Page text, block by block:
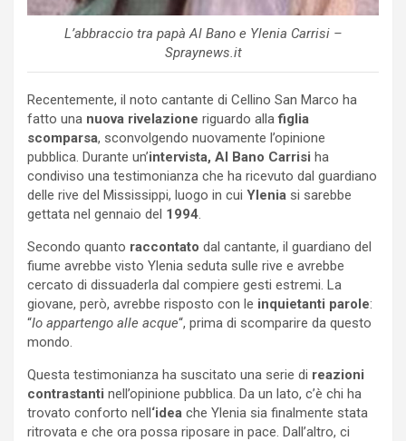
L’abbraccio tra papà Al Bano e Ylenia Carrisi –
Spraynews.it
Recentemente, il noto cantante di Cellino San Marco ha
fatto una nuova rivelazione riguardo allafiglia
scomparsa, sconvolgendo nuovamente l’opinione
pubblica. Durante un’intervista, Al Bano Carrisi ha
condiviso una testimonianza che ha ricevuto dal guardiano
delle rive del Mississippi, luogo in cui Ylenia si sarebbe
gettata nel gennaio del 1994.
Secondo quanto raccontato dal cantante, il guardiano del
fiume avrebbe visto Ylenia seduta sulle rive e avrebbe
cercato di dissuaderla dal compiere gesti estremi. La
giovane, però, avrebbe risposto con le inquietanti parole:
“Io appartengo alle acque“, prima di scomparire da questo
mondo.
Questa testimonianza ha suscitato una serie di reazioni
contrastanti nell’opinione pubblica. Da un lato, c’è chi ha
trovato conforto nell‘idea che Ylenia sia finalmente stata
ritrovata e che ora possa riposare in pace. Dall’altro, ci